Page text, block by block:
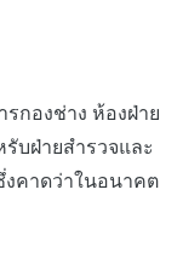
กองช่าง ห้องฝ่าย
บฝ่ายสำรวจและ
คาดว่าในอนาคต